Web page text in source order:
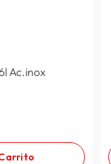
Ac.inox